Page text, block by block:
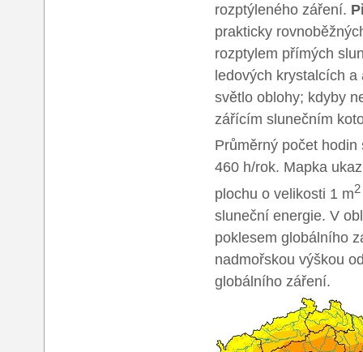
rozptýleného záření.
prakticky
rozptylem přímých
ledových krystalcích
světlo oblohy; kdyby
zářícím slunečním
Průměrný počet
460 h/rok. Mapka
plochu o velikosti 1 m2
sluneční energie. V
poklesem globálního
nadmořskou výškou
globálního záření.